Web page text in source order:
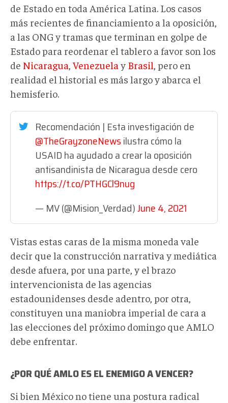
de Estado en toda América Latina. Los casos
más recientes de financiamiento a la oposición,
a las ONG y tramas que terminan en golpe de
Estado para reordenar el tablero a favor son los
de Nicaragua,Venezuela y Brasil, pero en
realidad el historial es más largo y abarca el
hemisferio.
Recomendación | Esta investigación de
@TheGrayzoneNewsilustra cómo la
USAID ha ayudado a crear la oposición
antisandinista de Nicaragua desde cero
https://t.co/PTHGCl9nug
— MV (@Mision_Verdad)June 4, 2021
Vistas estas caras de la misma moneda vale
decir que la construcción narrativa y mediática
desde afuera, por una parte, y el brazo
intervencionista de las agencias
estadounidenses desde adentro, por otra,
constituyen una maniobra imperial de cara a
las elecciones del próximo domingo que AMLO
debe enfrentar.
¿POR QUÉ AMLO ES EL ENEMIGO A VENCER?
Si bien México no tiene una postura radical